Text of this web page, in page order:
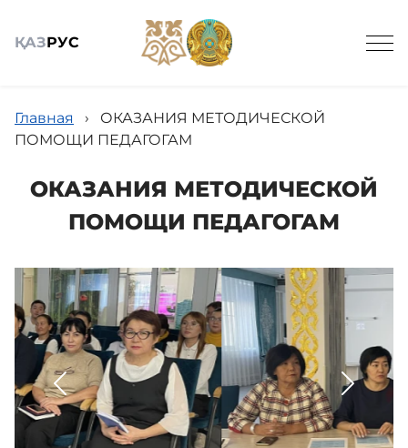
ҚАЗРУС
Общие сведения
Детские сады
Вирутальный методический кабинет
Научно-практический журнал
Главная ›
ОКАЗАНИЯ МЕТОДИЧЕСКОЙ
ПОМОЩИ ПЕДАГОГАМ
ОКАЗАНИЯ МЕТОДИЧЕСКОЙ
ПОМОЩИ ПЕДАГОГАМ